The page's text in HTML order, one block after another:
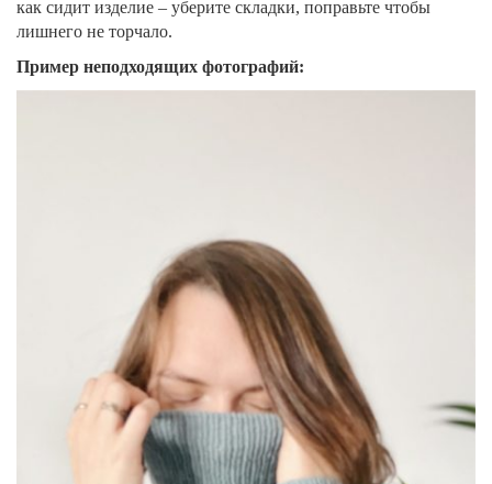
как сидит изделие – уберите складки, поправьте чтобы
лишнего не торчало.
Пример неподходящих фотографий: